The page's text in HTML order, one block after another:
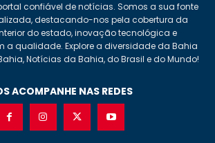
confiável de notícias. Somos a sua fonte
destacando-nos pela cobertura da
do estado, inovação tecnológica e
a qualidade. Explore a diversidade da Bahia
Notícias da Bahia, do Brasil e do Mundo!
ACOMPANHE NAS REDES